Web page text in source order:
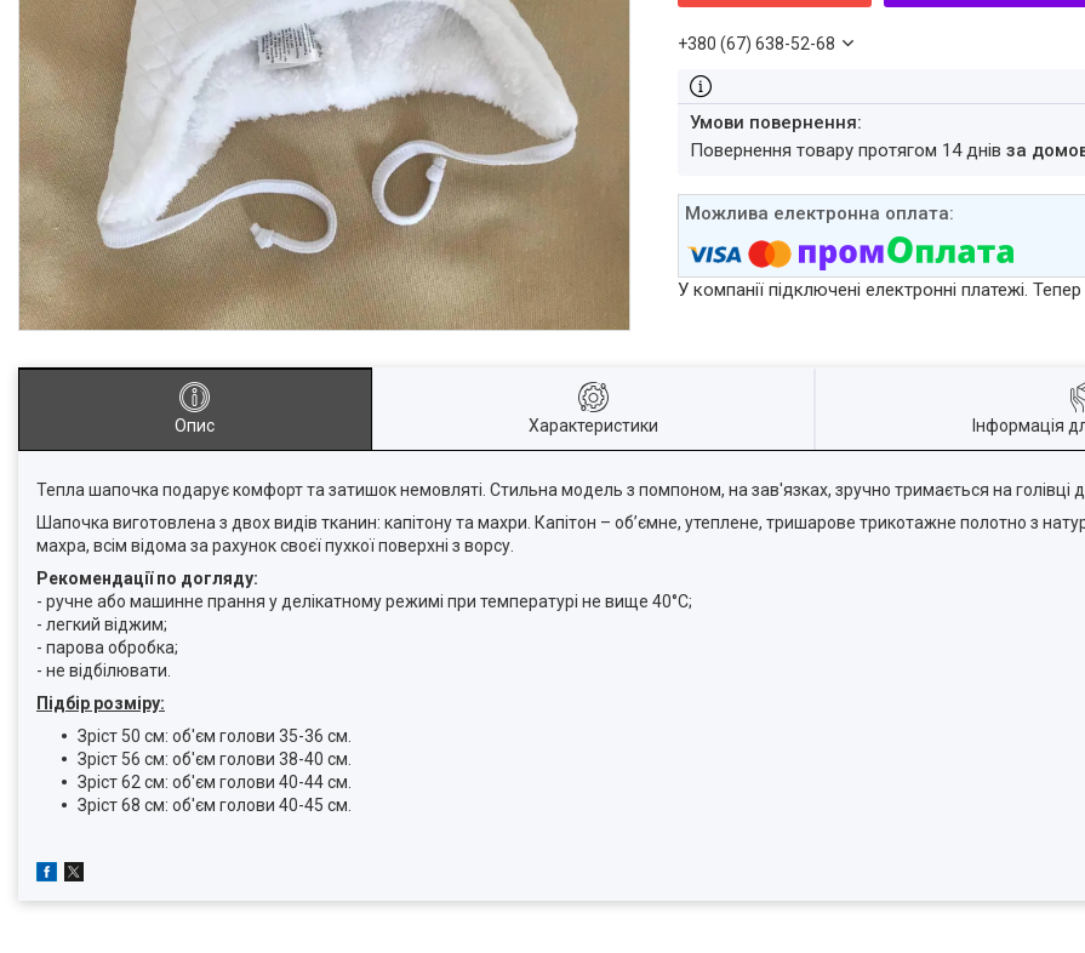
+380 (67) 638-52-68
повернення товару протягом 14 днівза
У компанії підключені електронні платежі.
Опис Характеристики Інформація
Тепла шапочка подарує комфорт та затишок немовляті. Стильна модель з помпоном, на зав'язках, зручно тримається на голівці
Шапочка виготовлена з двох видів тканин: капітону та махри. Капітон – об’ємне, утеплене, тришарове трикотажне полотно з
махра, всім відома за рахунок своєї пухкої поверхні з ворсу.
Рекомендації по догляду:
- ручне або машинне прання у делікатному режимі при температурі не вище 40°С;
- легкий віджим;
- парова обробка;
- не відбілювати.
Підбір розміру:
Зріст 50 см: об'єм голови 35-36 см.
Зріст 56 см: об'єм голови 38-40 см.
Зріст 62 см: об'єм голови 40-44 см.
Зріст 68 см: об'єм голови 40-45 см.